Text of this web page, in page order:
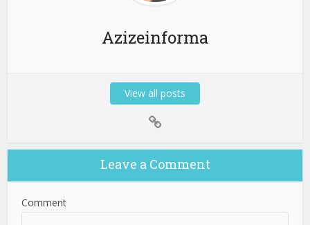
Azizeinforma
View all posts
Leave a Comment
Comment